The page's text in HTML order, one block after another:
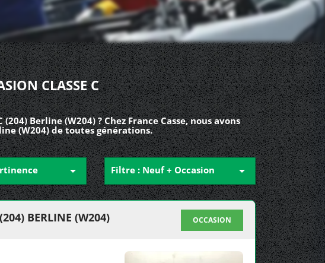
CLASSE C
Berline (W204) ? Chez France Casse, nous avons
(W204) de toutes générations.
 Filtre : Neuf + Occasion 
BERLINE (W204) OCCASION